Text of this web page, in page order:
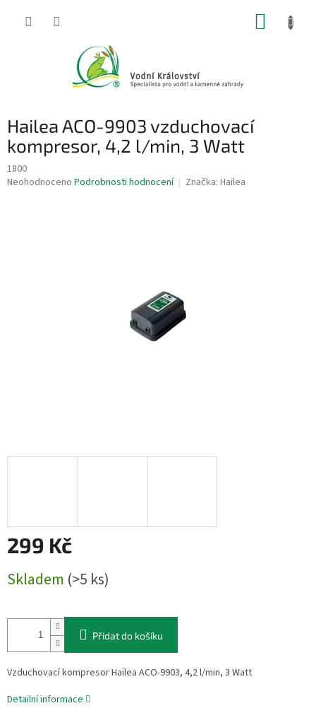
Hailea ACO-9903 vzduchovací
kompresor, 4,2 l/min, 3 Watt
1800
Průměrné
Neohodnoceno Podrobnosti hodnocení Značka: Hailea
299 Kč
cena:
Skladem (>5 ks)
Přidat do košíku
Vzduchovací kompresor Hailea ACO-9903, 4,2 l/min, 3 Watt
Detailní informace